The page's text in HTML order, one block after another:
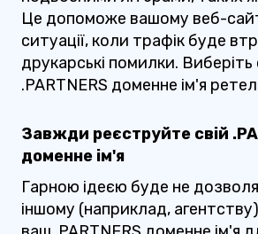
Це допоможе вашому веб-
ситуації, коли трафік буде
друкарські помилки. Виберіть
.PARTNERS доменне ім'я
Завжди реєструйте свій
доменне ім'я
Гарною ідеєю буде не
іншому (наприклад,